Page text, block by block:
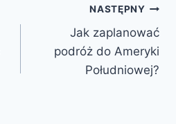
NASTĘPNY
Jak zaplanować
podróż do Ameryki
Południowej?